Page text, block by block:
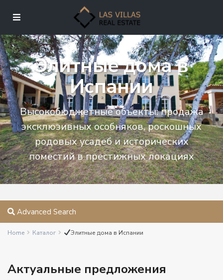
Элитные дома в
Испании
Высокобюджетные объекты: продажа
эксклюзивных особняков, роскошных
родовых усадеб и исторических
поместий в престижных локациях
Advanced Search
Home Каталог Элитные дома в Испании
Актуальные предложения